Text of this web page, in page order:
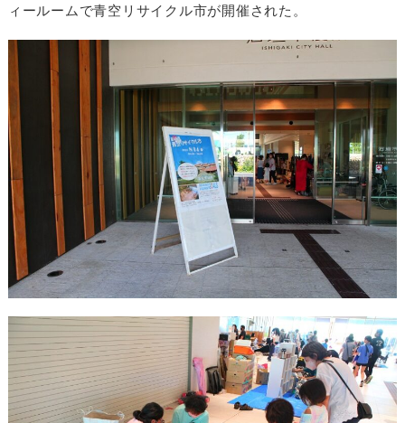
ィールームで青空リサイクル市が開催された。